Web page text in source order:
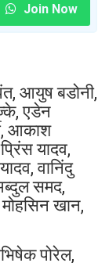
Join Now
आयुष बडोनी,
एडेन
आकाश
यादव,
वानिंदु
समद,
मोहसिन खान,
पोरेल,